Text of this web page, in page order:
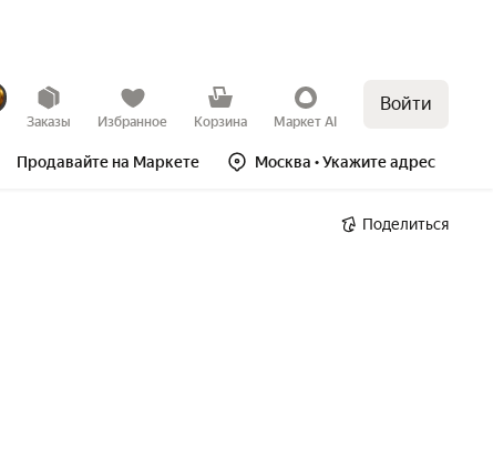
Заказы Избранное Корзина Маркет AI
Войти
Продавайте на Маркете Москва • Укажите адрес
Поделиться